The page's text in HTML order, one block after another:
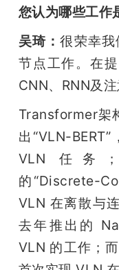
您认为哪些工作
吴琦：很荣幸
节点工作。在
CNN、RNN及
Transformer架
出“VLN-
VLN 任务
的“Discrete-
VLN 在离散与
去年推出的
VLN 的工作；